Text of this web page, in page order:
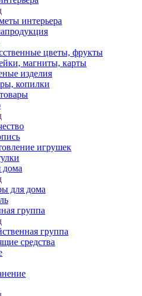
интерьера
цветы, фрукты
магниты, карты
изделия
копилки
игрушек
дома
для дома
группа
группа
средства